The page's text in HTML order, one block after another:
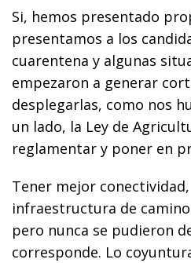
Si, hemos presentado
presentamos a los
cuarentena y algunas
empezaron a generar
desplegarlas, como nos
un lado, la Ley de
reglamentar y poner en
Tener mejor
infraestructura de
pero nunca se pudieron
corresponde. Lo